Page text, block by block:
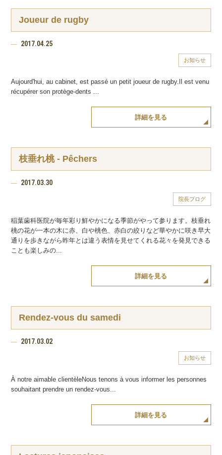
Joueur de rugby
2017.04.25
お知らせ
Aujourd'hui, au cabinet, est passé un petit joueur de rugby.Il est venu
récupérer son protège-dents ...
詳細を見る
枝垂れ桃 - Pêchers
2017.03.30
院長ブログ
稲葉歯科医院が毎年彩り鮮やかになる季節がやって参ります。枝垂れ
桃の花が一本の木に赤、白や桃色、赤白の絞りなど華やかに咲き早大
通りを歩きながら昨年とは違う表情を見せてくれる花々を発見できる
ことも楽しみの...
詳細を見る
Rendez-vous du samedi
2017.03.02
お知らせ
À notre aimable clientèleNous tenons à vous informer les personnes
souhaitant prendre un rendez-vous...
詳細を見る